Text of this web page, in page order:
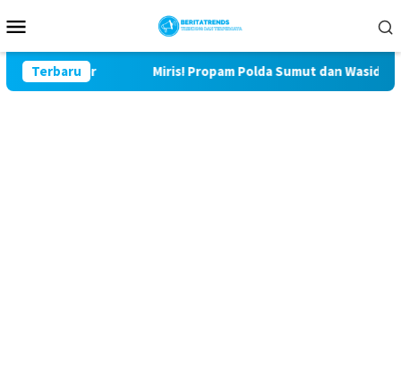
ke
Mobile
Terbaru
Lor Miris! Propam Polda Sumut dan Wasidik